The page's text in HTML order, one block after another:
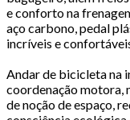
e conforto na
aço carbono, pedal
incríveis e
Andar de bicicleta na
coordenação motora,
de noção de espaço,